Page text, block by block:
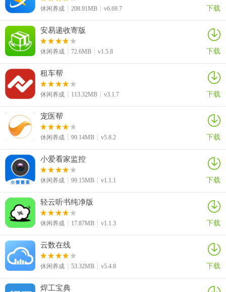
1、新增：【父母中心】，宝宝的游戏、休息时间轻松掌控，保护宝宝
2、新增：【博士帽入口】，直观展现宝宝能学到的知识点，获得的能
力的提升，早教内容一目了然！
3、新增：【知识体系】，添加完整科学的知识体系，早教更加专业
化。
休闲养成 208.91MB v6.69.7 下载
安易递收寄版
休闲养成 72.6MB v1.5.8 下载
租车帮
休闲养成 113.32MB v3.1.7 下载
宠医帮
休闲养成 99.14MB v5.8.2 下载
小爱看家监控
休闲养成 99.15MB v1.1.1 下载
轻云听书纯净版
休闲养成 17.87MB v1.1.3 下载
云数在线
休闲养成 53.32MB v5.4.8 下载
焊工宝典